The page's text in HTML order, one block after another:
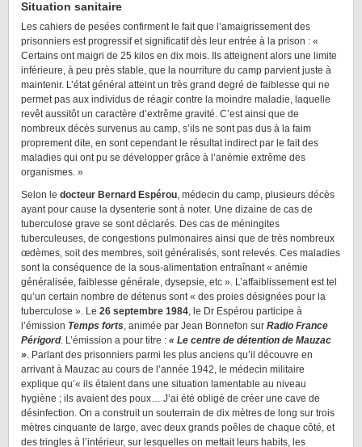
Situation sanitaire
Les cahiers de pesées confirment le fait que l’amaigrissement des
prisonniers est progressif et significatif dès leur entrée à la prison : «
Certains ont maigri de 25 kilos en dix mois. Ils atteignent alors une limite
inférieure, à peu près stable, que la nourriture du camp parvient juste à
maintenir. L’état général atteint un très grand degré de faiblesse qui ne
permet pas aux individus de réagir contre la moindre maladie, laquelle
revêt aussitôt un caractère d’extrême gravité. C’est ainsi que de
nombreux décès survenus au camp, s’ils ne sont pas dus à la faim
proprement dite, en sont cependant le résultat indirect par le fait des
maladies qui ont pu se développer grâce à l’anémie extrême des
organismes. »
Selon le docteur Bernard Espérou, médecin du camp, plusieurs décès
ayant pour cause la dysenterie sont à noter. Une dizaine de cas de
tuberculose grave se sont déclarés. Des cas de méningites
tuberculeuses, de congestions pulmonaires ainsi que de très nombreux
œdèmes, soit des membres, soit généralisés, sont relevés. Ces maladies
sont la conséquence de la sous-alimentation entraînant « anémie
généralisée, faiblesse générale, dysepsie, etc ». L’affaiblissement est tel
qu’un certain nombre de détenus sont « des proies désignées pour la
tuberculose ». Le 26 septembre 1984, le Dr Espérou participe à
l’émission Temps forts, animée par Jean Bonnefon sur Radio France
Périgord. L’émission a pour titre : « Le centre de détention de Mauzac
». Parlant des prisonniers parmi les plus anciens qu’il découvre en
arrivant à Mauzac au cours de l’année 1942, le médecin militaire
explique qu’« ils étaient dans une situation lamentable au niveau
hygiène ; ils avaient des poux… J’ai été obligé de créer une cave de
désinfection. On a construit un souterrain de dix mètres de long sur trois
mètres cinquante de large, avec deux grands poêles de chaque côté, et
des tringles à l’intérieur, sur lesquelles on mettait leurs habits, les